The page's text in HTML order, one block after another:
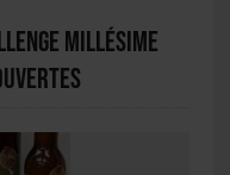
Millésime